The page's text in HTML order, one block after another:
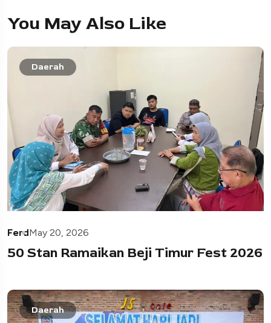
You May Also Like
Daerah
FerdMay 20, 2026
50 Stan Ramaikan Beji Timur Fest 2026
Daerah